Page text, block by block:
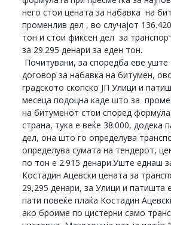
него стои цената за набавка на
променлив дел , во случајот
тон и стои фиксен дел за
за 29.295 денари за еден тон.
Почитувани, за споредба еве уште
договор за набавка на битумен,
градското скопско ЈП Улици и
месеца подоцна каде што за
на битуменот стои според
страна, тука е веќе 38.000, додека
дел, она што го определува
определува сумата на тендерот,
по тон е 2.915 денари.Уште еднаш
Костадин Ацевски цената за
29,295 денари, за Улици и патишта
пати повеќе плаќа Костадин
ако броиме по цистерни само